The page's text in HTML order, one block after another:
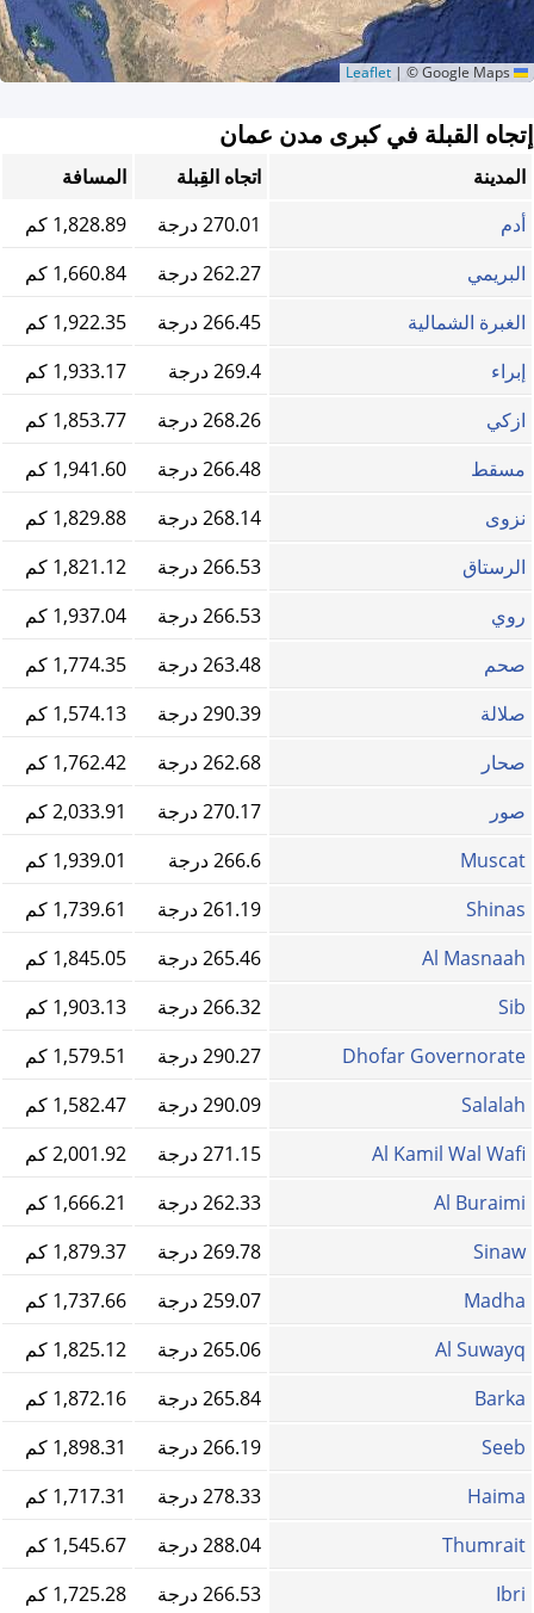
| © Google Maps
إتجاه القبلة في كبرى مدن عمان
المدينة اتجاه القِبلة
المسافة
أدم
270.01 درجة
1,828.89 كم
البريمي
262.27 درجة
1,660.84 كم
الغبرة الشمالية
266.45 درجة
1,922.35 كم
إبراء
269.4 درجة
1,933.17 كم
ازكي
268.26 درجة
1,853.77 كم
مسقط
266.48 درجة
1,941.60 كم
نزوى
268.14 درجة
1,829.88 كم
الرستاق
266.53 درجة
1,821.12 كم
روي
266.53 درجة
1,937.04 كم
صحم
263.48 درجة
1,774.35 كم
صلالة
290.39 درجة
1,574.13 كم
صحار
262.68 درجة
1,762.42 كم
صور
270.17 درجة
2,033.91 كم
Muscat
266.6 درجة
1,939.01 كم
Shinas
261.19 درجة
1,739.61 كم
Al Masnaah
265.46 درجة
1,845.05 كم
Sib
266.32 درجة
1,903.13 كم
Dhofar Governorate
290.27 درجة
1,579.51 كم
Salalah
290.09 درجة
1,582.47 كم
Al Kamil Wal Wafi
271.15 درجة
2,001.92 كم
Al Buraimi
262.33 درجة
1,666.21 كم
Sinaw
269.78 درجة
1,879.37 كم
Madha
259.07 درجة
1,737.66 كم
Al Suwayq
265.06 درجة
1,825.12 كم
Barka
265.84 درجة
1,872.16 كم
Seeb
266.19 درجة
1,898.31 كم
Haima
278.33 درجة
1,717.31 كم
Thumrait
288.04 درجة
1,545.67 كم
Ibri
266.53 درجة
1,725.28 كم